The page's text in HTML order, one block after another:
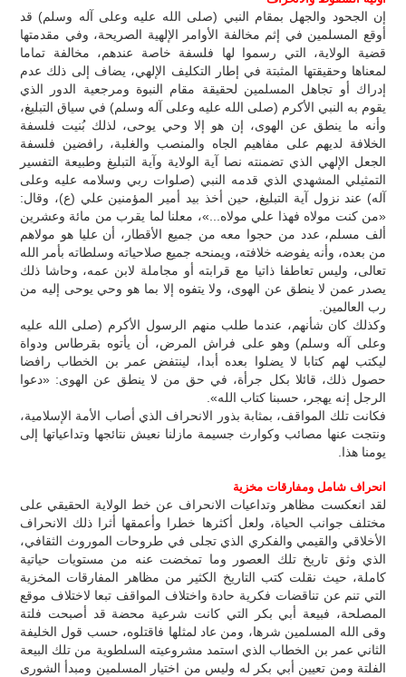
إن الجحود والجهل بمقام النبي (صلى الله عليه وعلى آله وسلم) قد
أوقع المسلمين في إثم مخالفة الأوامر الإلهية الصريحة، وفي مقدمتها
قضية الولاية، التي رسموا لها فلسفة خاصة عندهم، مخالفة تماما
لمعناها وحقيقتها المثبتة في إطار التكليف الإلهي، يضاف إلى ذلك عدم
إدراك أو تجاهل المسلمين لحقيقة مقام النبوة ومرجعية الدور الذي
يقوم به النبي الأكرم (صلى الله عليه وعلى آله وسلم) في سياق التبليغ،
وأنه ما ينطق عن الهوى، إن هو إلا وحي يوحى، لذلك بُنيت فلسفة
الخلافة لديهم على مفاهيم الجاه والمنصب والغلبة، رافضين فلسفة
الجعل الإلهي الذي تضمنته نصا آية الولاية وآية التبليغ وطبيعة التفسير
التمثيلي المشهدي الذي قدمه النبي (صلوات ربي وسلامه عليه وعلى
آله) عند نزول آية التبليغ، حين أخذ بيد أمير المؤمنين علي (ع)، وقال:
«من كنت مولاه فهذا علي مولاه...»، معلنا لما يقرب من مائة وعشرين
ألف مسلم، عدد من حجوا معه من جميع الأقطار، أن عليا هو مولاهم
من بعده، وأنه يفوضه خلافته، ويمنحه جميع صلاحياته وسلطاته بأمر الله
تعالى، وليس تعاطفا ذاتيا مع قرابته أو مجاملة لابن عمه، وحاشا ذلك
يصدر عمن لا ينطق عن الهوى، ولا يتفوه إلا بما هو وحي يوحى إليه من
رب العالمين.
وكذلك كان شأنهم، عندما طلب منهم الرسول الأكرم (صلى الله عليه
وعلى آله وسلم) وهو على فراش المرض، أن يأتوه بقرطاس ودواة
ليكتب لهم كتابا لا يضلوا بعده أبدا، لينتفض عمر بن الخطاب رافضا
حصول ذلك، قائلا بكل جرأة، في حق من لا ينطق عن الهوى: «دعوا
الرجل إنه يهجر، حسبنا كتاب الله».
فكانت تلك المواقف، بمثابة بذور الانحراف الذي أصاب الأمة الإسلامية،
ونتجت عنها مصائب وكوارث جسيمة مازلنا نعيش نتائجها وتداعياتها إلى
يومنا هذا.
انحراف شامل ومفارقات مخزية
لقد انعكست مظاهر وتداعيات الانحراف عن خط الولاية الحقيقي على
مختلف جوانب الحياة، ولعل أكثرها خطرا وأعمقها أثرا ذلك الانحراف
الأخلاقي والقيمي والفكري الذي تجلى في طروحات الموروث الثقافي،
الذي وثق تاريخ تلك العصور وما تمخضت عنه من مستويات حياتية
كاملة، حيث نقلت كتب التاريخ الكثير من مظاهر المفارقات المخزية
التي تنم عن تناقضات فكرية حادة واختلاف المواقف تبعا لاختلاف موقع
المصلحة، فبيعة أبي بكر التي كانت شرعية محضة قد أصبحت فلتة
وقى الله المسلمين شرها، ومن عاد لمثلها فاقتلوه، حسب قول الخليفة
الثاني عمر بن الخطاب الذي استمد مشروعيته السلطوية من تلك البيعة
الفلتة ومن تعيين أبي بكر له وليس من اختيار المسلمين ومبدأ الشورى